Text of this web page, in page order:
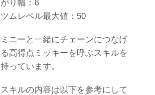
がり幅：6
ツムレベル最大値：50
ミニーと一緒にチェーンにつなげ
る高得点ミッキーを呼ぶスキルを
持っています。
スキルの内容は以下を参考にして